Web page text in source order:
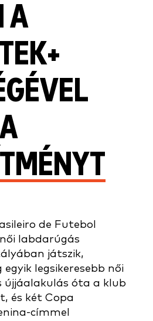
A
de Futebol
labdarúgás
játszik,
egyik legsikeresebb női
újjáalakulás óta a klub
és két Copa
címmel